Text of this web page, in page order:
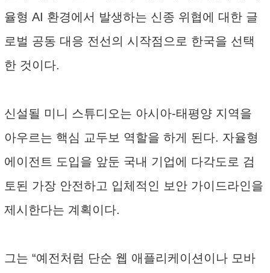
율형 AI 환경에서 발생하는 신종 위협에 대한 글
로벌 공동 대응 전선의 시작점으로 한국을 선택
한 것이다.
신설될 미니 스튜디오는 아시아-태평양 지역을
아우르는 핵심 교두보 역할을 하게 된다. 자율형
에이전트 도입을 앞둔 국내 기업에 다각도로 검
토된 가장 안전하고 입체적인 보안 가이드라인을
제시한다는 계획이다.
그는 “예전처럼 단순 웹 애플리케이션이나 모바